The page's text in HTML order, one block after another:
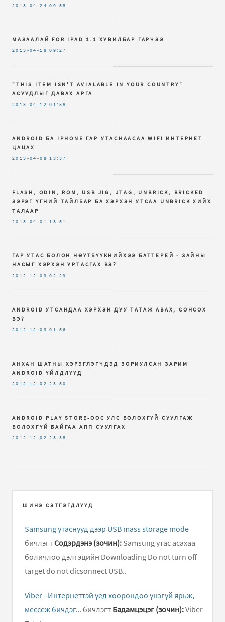
2013-04-24 09:58
МАЗААЛАЙ FOR IPAD 1.1 ХУВИЛБАР ГАРЧЭЭ
2013-04-18 09:27
"THIS ITEM ISN'T AVIALABLE IN YOUR COUNTRY"
АСУУДЛЫГ ДАВАХ АРГА
2013-04-12 01:58
ANDROID БА IPHONE ГАР УТАСНААСАА WIFI ИНТЕРНЕТ
ЦАЦАХ
2013-04-08 13:37
FLASH, ODIN, ROM, USB JIG, JTAG, UNBRICK, BRICKED
ЗЭРЭГ ҮГНИЙ ТАЙЛБАР БА ХЭРХЭН УТСАА UNBRICK ХИЙХ
ТАЛААР
2013-04-01 13:51
ГАР УТАС БОЛОН НӨҮТБҮҮКНИЙХЭЭ БАТТЕРЕЙ - ЗАЙНЫ
НАСЫГ ХЭРХЭН УРТАСГАХ ВЭ?
2012-12-03 02:29
ANDROID УТСАНДАА ХЭРХЭН ДУУ ТАТАЖ АВАХ, СОНСОХ
ВЭ?
2012-12-03 01:56
АНХАН ШАТНЫ ХЭРЭГЛЭГЧДЭД ЗОРИУЛСАН ЗАРИМ
ANDROID ҮЙЛДЛҮҮД
2012-12-02 23:50
ANDROID PLAY STORE-ООС УЛС БОЛОХГҮЙ СУУЛГАЖ
БОЛОХГҮЙ БАЙГАА АПП СУУЛГАХ
2012-12-02 23:38
ШИНЭ СЭТГЭГДЛҮҮД
Samsung утаснууд дээр USB mass storage mode
бичлэгт
Содэрдэнэ (зочин): Samsung утас асахаа
боличлоо дэлгэцийн Downloading Do not turn off
target do not dicsonnect USB..
Viber - Интернеттэй үед хоорондоо үнэгүй ярьж,
мессеж бичдэг... бичлэгт Бадамцэцэг (зочин):Viber